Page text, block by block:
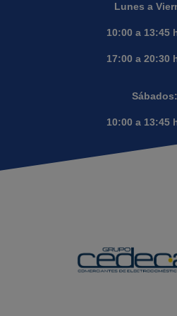
Lunes a
10:00 a 13:45
17:00 a 20:30
Sábados:
10:00 a 13:45